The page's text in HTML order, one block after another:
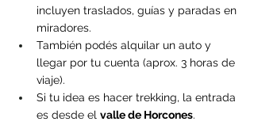
incluyen traslados, guías y paradas en
miradores.
También podés alquilar un auto y
llegar por tu cuenta (aprox. 3 horas de
viaje).
Si tu idea es hacer trekking, la entrada
es desde el valle de Horcones.